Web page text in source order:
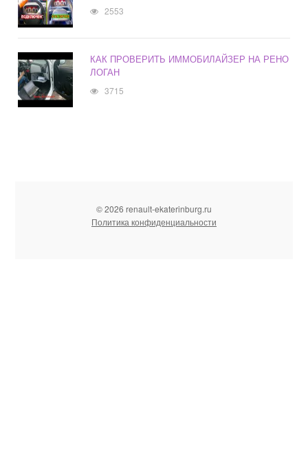
2553
КАК ПРОВЕРИТЬ ИММОБИЛАЙЗЕР НА РЕНО
ЛОГАН
3715
© 2026 renault-ekaterinburg.ru
Политика конфиденциальности